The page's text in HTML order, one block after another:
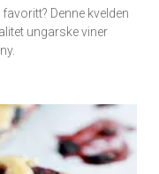
Denne kvelden
ungarske viner